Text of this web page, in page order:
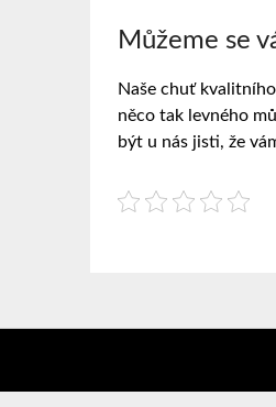
Můžeme se
Naše chuť
něco tak levného
být u nás jisti, že